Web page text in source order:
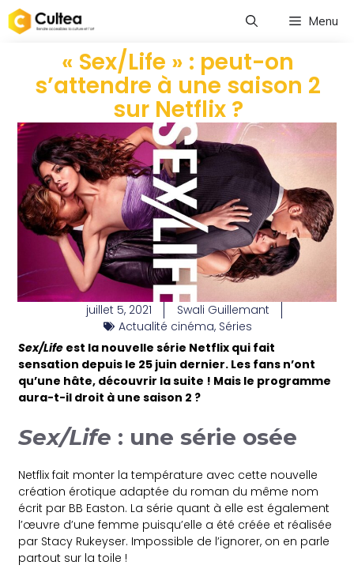
Menu
« Sex/Life » : peut-on
s’attendre à une saison 2
sur Netflix ?
juillet 5, 2021
Swali Guillemant
Actualité cinéma, Séries
Sex/Life est la nouvelle série Netflix qui fait
sensation depuis le 25 juin dernier. Les fans n’ont
qu’une hâte, découvrir la suite ! Mais le programme
aura-t-il droit à une saison 2 ?
Sex/Life : une série osée
Netflix fait monter la température avec cette nouvelle
création érotique adaptée du roman du même nom
écrit par BB Easton. La série quant à elle est également
l’œuvre d’une femme puisqu’elle a été créée et réalisée
par Stacy Rukeyser. Impossible de l’ignorer, on en parle
partout sur la toile !